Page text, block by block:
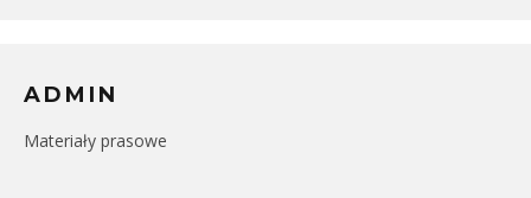
ADMIN
Materiały prasowe